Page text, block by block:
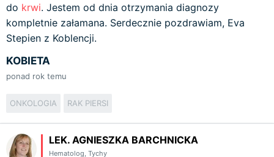
do krwi. Jestem od dnia otrzymania diagnozy
kompletnie załamana. Serdecznie pozdrawiam, Eva
Stepien z Koblencji.
KOBIETA
ponad rok temu
ONKOLOGIA RAK PIERSI
LEK. AGNIESZKA BARCHNICKA
Hematolog, Tychy